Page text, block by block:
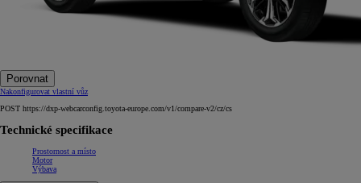
Porovnat
Nakonfigurovat vlastní vůz
POST https://dxp-webcarconfig.toyota-europe.com/v1/compare-v2/cz/cs
Technické specifikace
Prostornost a místo
Motor
Výbava